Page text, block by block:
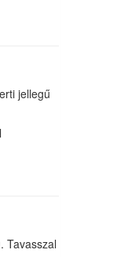
jellegű
Tavasszal